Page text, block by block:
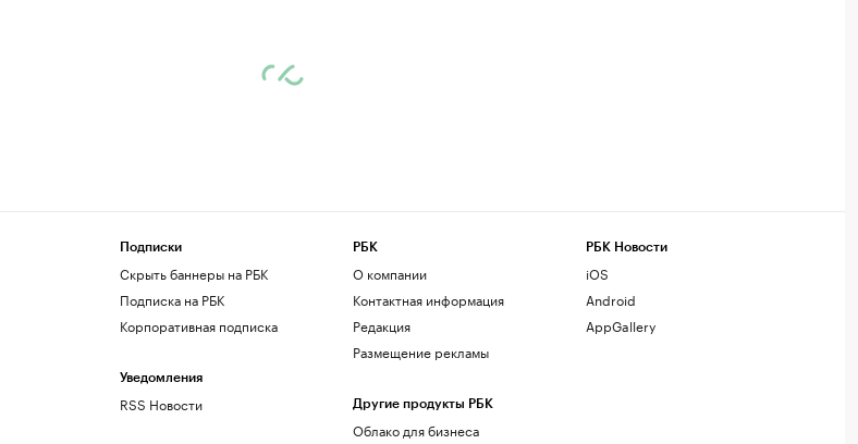
Подписки
Скрыть баннеры на РБК
Подписка на РБК
Корпоративная подписка
Уведомления
RSS Новости
РБК
О компании
Контактная информация
Редакция
Размещение рекламы
Другие продукты РБК
Облако для бизнеса
РБК Новости
iOS
Android
AppGallery